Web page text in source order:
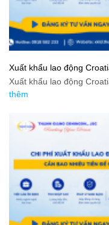
Xuất khẩu lao động
Xuất khẩu lao động
thêm